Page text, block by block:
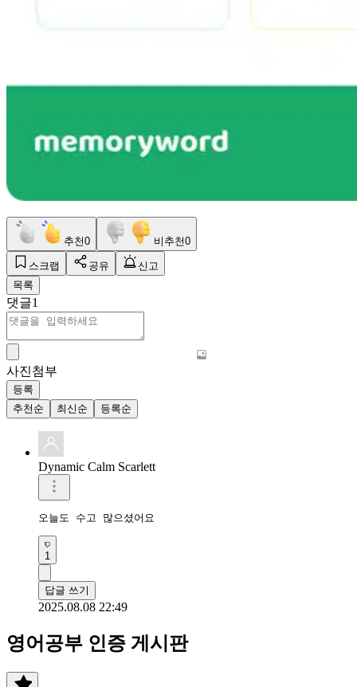
추천0 비추천0
스크랩 공유
신고
목록
댓글1
사진첨부
등록
추천순
최신순 등록순
Dynamic Calm Scarlett
오늘도 수고 많으셨어요
1
답글 쓰기
2025.08.08 22:49
영어공부 인증 게시판